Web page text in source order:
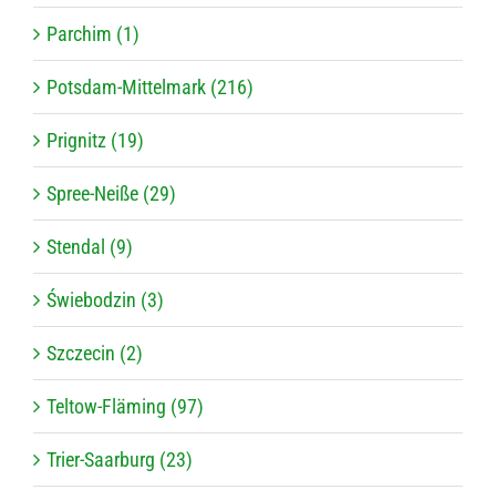
Parchim (1)
Potsdam-Mittelmark (216)
Prignitz (19)
Spree-Neiße (29)
Stendal (9)
Świebodzin (3)
Szczecin (2)
Teltow-Fläming (97)
Trier-Saarburg (23)